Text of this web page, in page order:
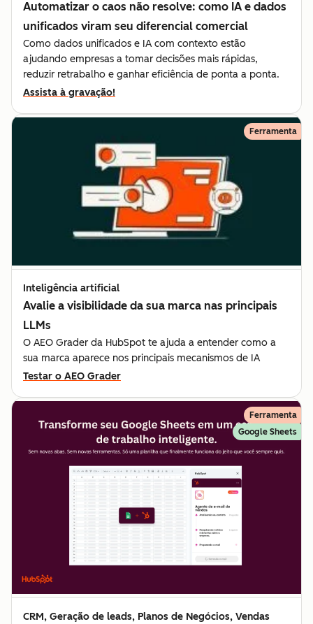
Automatizar o caos não resolve: como IA e dados
unificados viram seu diferencial comercial
Como dados unificados e IA com contexto estão
ajudando empresas a tomar decisões mais rápidas,
reduzir retrabalho e ganhar eficiência de ponta a ponta.
Assista à gravação!
Ferramenta
Inteligência artificial
Avalie a visibilidade da sua marca nas principais
LLMs
O AEO Grader da HubSpot te ajuda a entender como a
sua marca aparece nos principais mecanismos de IA
Testar o AEO Grader
Ferramenta
Google Sheets
CRM, Geração de leads, Planos de Negócios, Vendas